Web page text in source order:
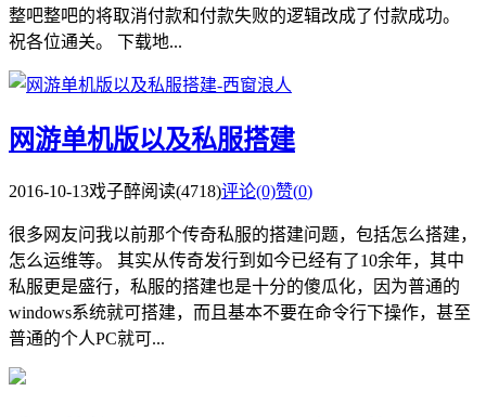
整吧整吧的将取消付款和付款失败的逻辑改成了付款成功。
祝各位通关。 下载地...
网游单机版以及私服搭建
2016-10-13戏子醉阅读(4718)评论(0)赞(0)
很多网友问我以前那个传奇私服的搭建问题，包括怎么搭建，
怎么运维等。 其实从传奇发行到如今已经有了10余年，其中
私服更是盛行，私服的搭建也是十分的傻瓜化，因为普通的
windows系统就可搭建，而且基本不要在命令行下操作，甚至
普通的个人PC就可...